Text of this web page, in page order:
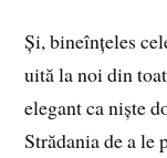
Și, bineînțeles
uită la noi din
elegant ca niște
Strădania de a le